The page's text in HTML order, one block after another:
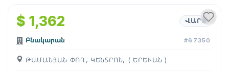
$ 1,362 ՎԱՐՁ
Բնակարան #67350
ԹԱՄԱՆՅԱՆ ՓՈՂ, ԿԵՆՏՐՈՆ, ( ԵՐԵՒԱՆ )